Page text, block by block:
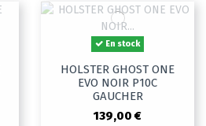
En stock
HOLSTER GHOST ONE
EVO NOIR P10C
GAUCHER
139,00 €